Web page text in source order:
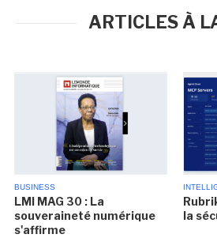
ARTICLES À
BUSINESS
LMI MAG 30 : La
souveraineté numérique
s'affirme
la